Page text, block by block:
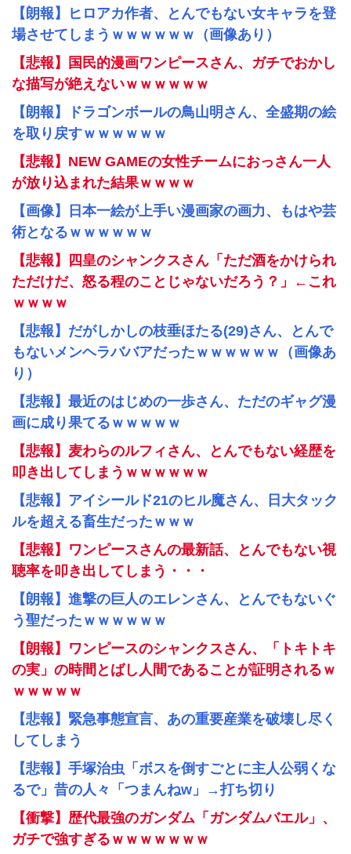
【朗報】ヒロアカ作者、とんでもない女キャラを登
場させてしまうｗｗｗｗｗｗ（画像あり）
【悲報】国民的漫画ワンピースさん、ガチでおかし
な描写が絶えないｗｗｗｗｗｗ
【朗報】ドラゴンボールの鳥山明さん、全盛期の絵
を取り戻すｗｗｗｗｗｗ
【悲報】NEW GAMEの女性チームにおっさん一人
が放り込まれた結果ｗｗｗｗ
【画像】日本一絵が上手い漫画家の画力、もはや芸
術となるｗｗｗｗｗｗ
【悲報】四皇のシャンクスさん「ただ酒をかけられ
ただけだ、怒る程のことじゃないだろう？」←これ
ｗｗｗｗ
【悲報】だがしかしの枝垂ほたる(29)さん、とんで
もないメンヘラババアだったｗｗｗｗｗｗ（画像あ
り）
【悲報】最近のはじめの一歩さん、ただのギャグ漫
画に成り果てるｗｗｗｗｗ
【悲報】麦わらのルフィさん、とんでもない経歴を
叩き出してしまうｗｗｗｗｗｗ
【悲報】アイシールド21のヒル魔さん、日大タック
ルを超える畜生だったｗｗｗ
【悲報】ワンピースさんの最新話、とんでもない視
聴率を叩き出してしまう・・・
【朗報】進撃の巨人のエレンさん、とんでもないぐ
う聖だったｗｗｗｗｗｗ
【朗報】ワンピースのシャンクスさん、「トキトキ
の実」の時間とばし人間であることが証明されるｗ
ｗｗｗｗｗ
【悲報】緊急事態宣言、あの重要産業を破壊し尽く
してしまう
【悲報】手塚治虫「ボスを倒すごとに主人公弱くな
るで」昔の人々「つまんねw」→打ち切り
【衝撃】歴代最強のガンダム「ガンダムバエル」、
ガチで強すぎるｗｗｗｗｗｗｗ